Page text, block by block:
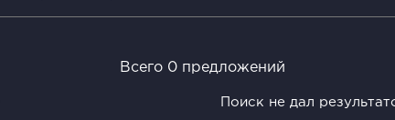
Всего 0 предложений
Поиск не дал